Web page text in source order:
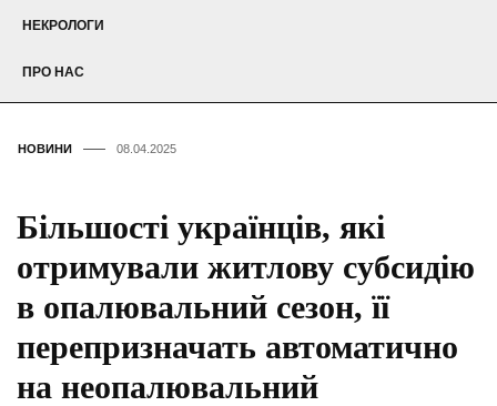
НЕКРОЛОГИ
ПРО НАС
НОВИНИ 08.04.2025
Більшості українців, які
отримували житлову субсидію
в опалювальний сезон, її
перепризначать автоматично
на неопалювальний